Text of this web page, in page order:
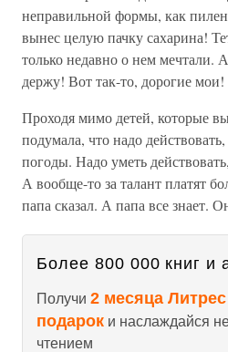
неправильной формы, как
вынес целую пачку сахарина!
только недавно о нем мечтали.
держу! Вот так-то, дорогие мои!
Проходя мимо детей, которые
подумала, что надо
погоды. Надо уметь
А вообще-то за талант платят
папа сказал. А папа все знает.
Более 800 000 книг и
Получи 2 месяца
подарок и наслаждайся
чтением